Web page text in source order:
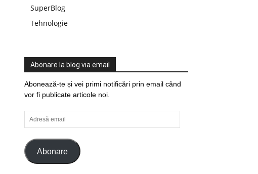
SuperBlog
Tehnologie
Abonare la blog via email
Abonează-te și vei primi notificări prin email când
vor fi publicate articole noi.
Adresă
email
Abonare